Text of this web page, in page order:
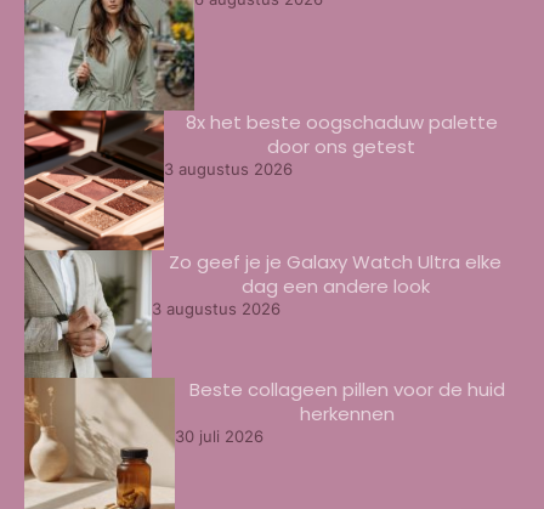
8x het beste oogschaduw palette
door ons getest
3 augustus 2026
Zo geef je je Galaxy Watch Ultra elke
dag een andere look
3 augustus 2026
Beste collageen pillen voor de huid
herkennen
30 juli 2026